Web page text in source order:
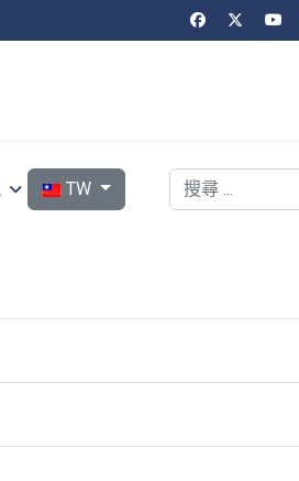
選擇你的語言
TW 搜索